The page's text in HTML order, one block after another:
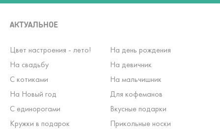
АКТУАЛЬНОЕ
Цвет настроения - лето!
На день рождения
На свадьбу
На девичник
С котиками
На мальчишник
На Новый год
Для кофеманов
С единорогами
Вкусные подарки
Кружки в подарок
Прикольные носки